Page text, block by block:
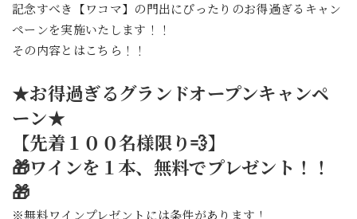
記念すべき【ワコマ】の門出にぴったりのお得過ぎるキャン
ペーンを実施いたします！！
その内容とはこちら！！
★お得過ぎるグランドオープンキャンペ
ーン★
【先着１００名様限り💨】
🎁ワインを１本、無料でプレゼント！！
🎁
※無料ワインプレゼントには条件があります！